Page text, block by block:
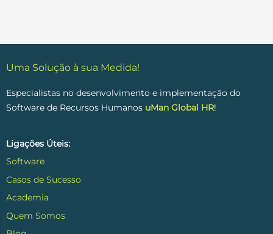
Uma Solução à sua Medida!
Especialistas no desenvolvimento e implementação do
Software de Recursos Humanos uMan Global HR!
Ligações Úteis:
Software
Casos de Sucesso
Academia
Quem Somos